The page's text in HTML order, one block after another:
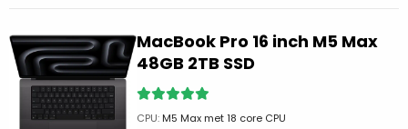
MacBook Pro 16 inch M5 Max
48GB 2TB SSD
CPU: M5 Max met 18 core CPU
nieuw”
status
garanderen: